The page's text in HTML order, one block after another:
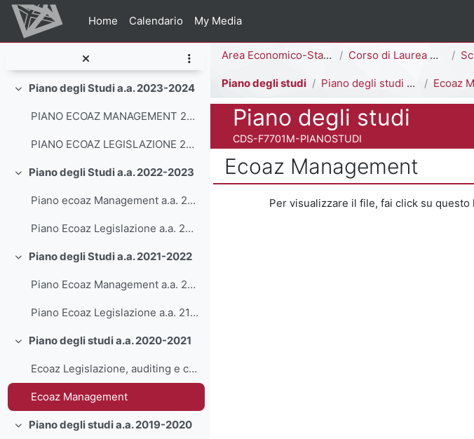
Vai al contenuto principale
Home
Calendario My Media
Piano Ecoaz Legislazione 2024-2025
Minimizza
Piano degli Studi a.a. 2023-2024
PIANO ECOAZ MANAGEMENT 2023-24.
PIANO ECOAZ LEGISLAZIONE 2023-24
Minimizza
Piano degli Studi a.a. 2022-2023
Piano ecoaz Management a.a. 22-23
Piano Ecoaz Legislazione a.a. 22-23
Minimizza
Piano degli Studi a.a. 2021-2022
Piano Ecoaz Management a.a. 21-22
Piano Ecoaz Legislazione a.a. 21-22
Minimizza
Piano degli studi a.a. 2020-2021
Ecoaz Legislazione, auditing e controllo
Ecoaz Management
Minimizza
Piano degli studi a.a. 2019-2020
Percorso della paginaArea Economico-Statistica Corso di Laurea Magistrale
Piano degli studi Piano degli studi a.a. 2020-2021 Ecoaz
Titolo del corso
Piano degli studi
Codice identificativo del corso
CDS-F7701M-PIANOSTUDI
Ecoaz Management
Aggregazione dei criteri
Per visualizzare il file, fai click su questo